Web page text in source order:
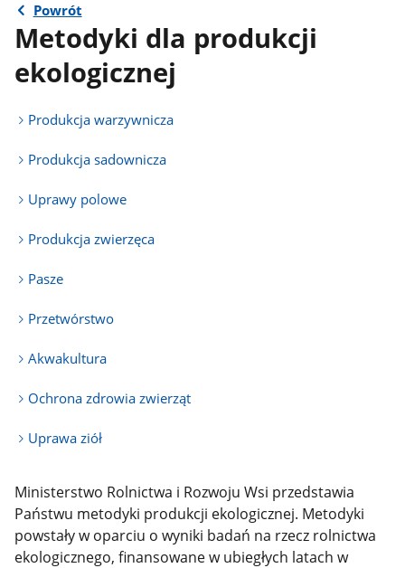
Powrót
Metodyki dla produkcji
ekologicznej
Produkcja warzywnicza
Produkcja sadownicza
Uprawy polowe
Produkcja zwierzęca
Pasze
Przetwórstwo
Akwakultura
Ochrona zdrowia zwierząt
Uprawa ziół
Ministerstwo Rolnictwa i Rozwoju Wsi przedstawia
Państwu metodyki produkcji ekologicznej. Metodyki
powstały w oparciu o wyniki badań na rzecz rolnictwa
ekologicznego, finansowane w ubiegłych latach w